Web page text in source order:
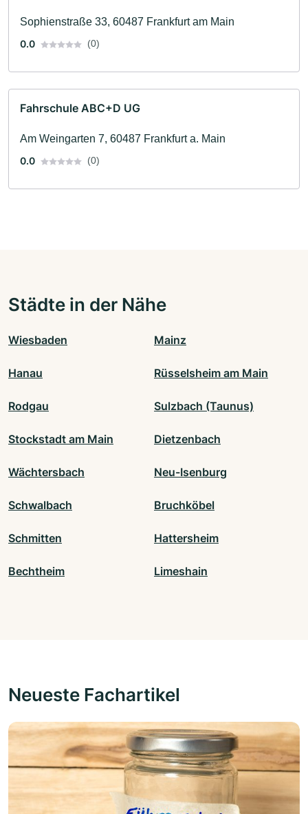
Sophienstraße 33, 60487 Frankfurt am Main
0.0
(0)
Fahrschule ABC+D UG
Am Weingarten 7, 60487 Frankfurt a. Main
0.0
(0)
Städte in der Nähe
Wiesbaden Mainz
Hanau Rüsselsheim am Main
Rodgau Sulzbach (Taunus)
Stockstadt am Main Dietzenbach
Wächtersbach Neu-Isenburg
Schwalbach Bruchköbel
Schmitten Hattersheim
Bechtheim Limeshain
Neueste Fachartikel